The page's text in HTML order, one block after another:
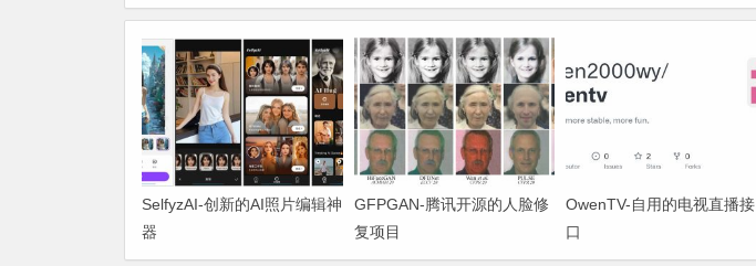
SelfyzAI-创新的AI照片编辑神
器
GFPGAN-腾讯开源的人脸修
复项目
OwenTV-自用的电视直播接
口